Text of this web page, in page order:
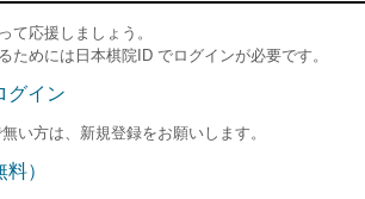
て応援しましょう。
ためには日本棋院ID でログインが必要です。
グイン
い方は、新規登録をお願いします。
）